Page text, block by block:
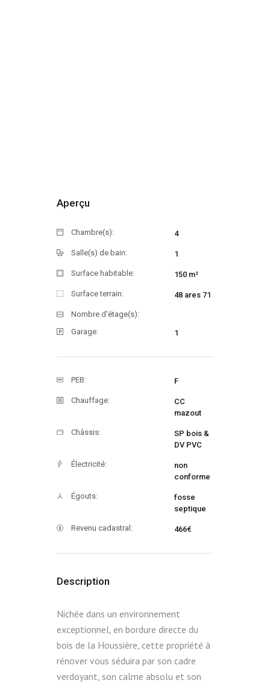
Aperçu
Chambre(s): 4
Salle(s) de bain: 1
Surface habitable: 150 m²
Surface terrain: 48 ares 71
Nombre d'étage(s):
Garage:
1
PEB: F
Chauffage:
CC
mazout
Châssis:
SP bois &
DV PVC
Électricité:
non
conforme
Égouts:
fosse
septique
Revenu cadastral: 466€
Description
Nichée dans un environnement
exceptionnel, en bordure directe du
bois de la Houssière, cette propriété à
rénover vous séduira par son cadre
verdoyant, son calme absolu et son